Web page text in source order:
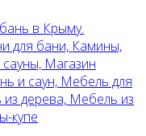
в Крыму.
для бани, Камины,
Магазин
и саун, Мебель для
дерева, Мебель из
купе